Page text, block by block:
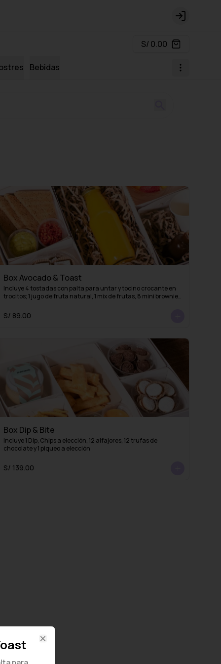
Login
S/ 0.00
Bebidas
Box Avocado & Toast
Incluye 4 tostadas con palta para untar y tocino crocante en
trocitos; 1 jugo de fruta natural, 1 mix de frutas, 8 mini brownies
agua caliente y obtener un delicioso café americano)
S/ 89.00
Box Dip & Bite
Incluye 1 Dip, Chips a elección, 12 alfajores, 12 trufas de
chocolate y 1 piqueo a elección
S/ 139.00